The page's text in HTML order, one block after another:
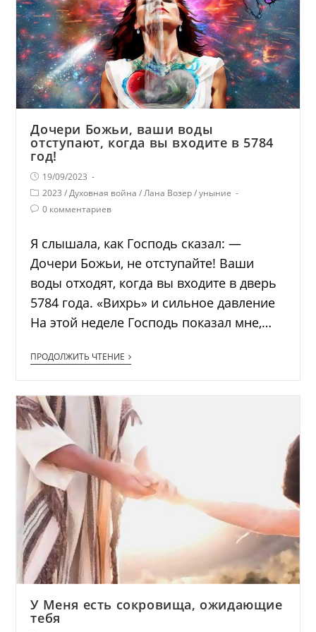
Дочери Божьи, ваши воды
отступают, когда вы входите в 5784
год!
19/09/2023
2023 / Духовная война / Лана Возер / уныние
0 комментариев
Я слышала, как Господь сказал: —
Дочери Божьи, не отступайте! Ваши
воды отходят, когда вы входите в дверь
5784 года. «Вихрь» и сильное давление
На этой неделе Господь показал мне,…
ПРОДОЛЖИТЬ ЧТЕНИЕ
У Меня есть сокровища, ожидающие
тебя